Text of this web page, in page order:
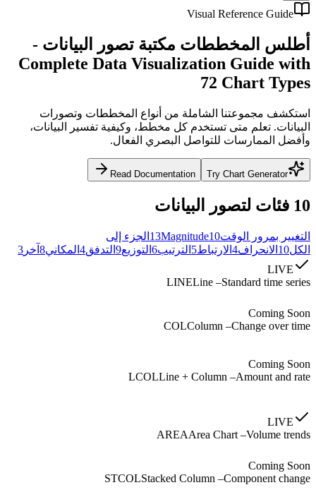
Visual Reference Guide
أطلس المخططات مكتبة تصور البيانات -
Complete Data Visualization Guide with
72 Chart Types
استكشف مجموعتنا الشاملة من أنواع المخططات وتصورات
البيانات. تعلم متى تستخدم كل مخطط، وكيفية تفسير البيانات،
وأفضل الممارسات للتواصل البصري الفعال.
Try Chart Generator
Read Documentation
10 فئات لتصور البيانات
التغيير بمرور الوقت 13Magnitude10
الجزء إلى
الكل10 الانحراف4 الارتباط5 الترتيب6 التوزيع9 التدفق4 المكاني8 آخر 3
LIVE
LINELine –Standard time series
Coming Soon
COLColumn –Change over time
Coming Soon
LCOLLine + Column –Amount and rate
LIVE
AREAArea Chart –Volume trends
Coming Soon
STCOLStacked Column –Component change